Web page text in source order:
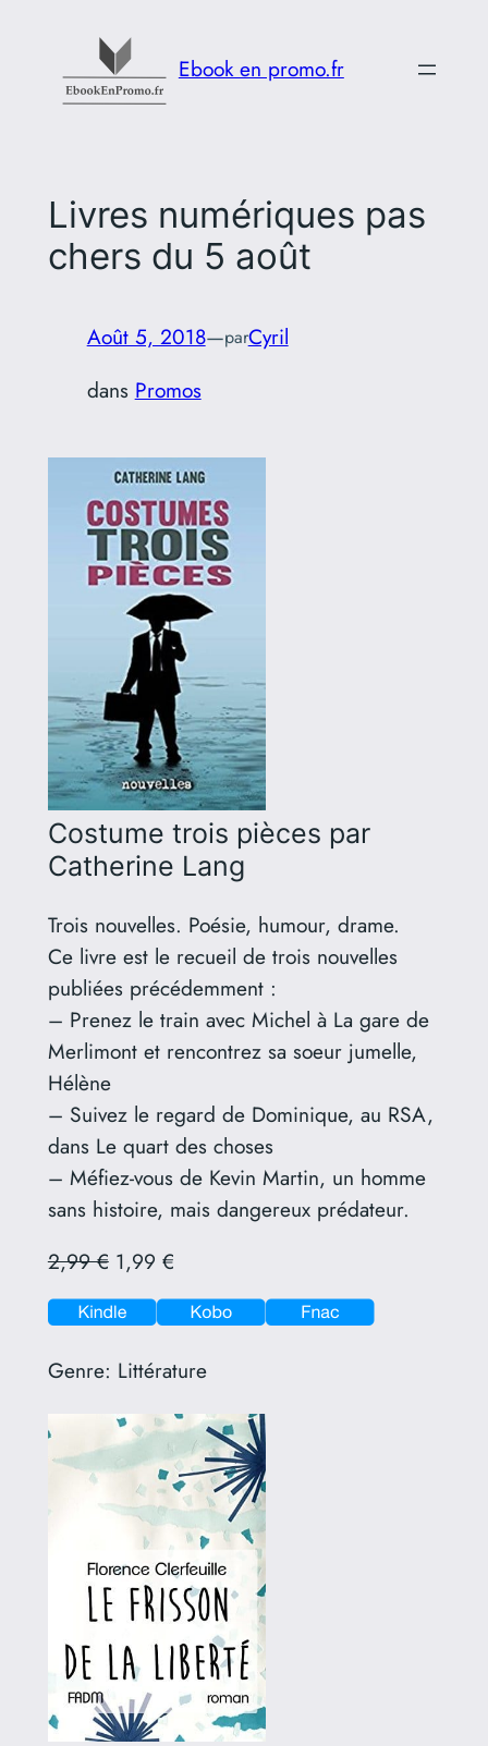
contenu
Ebook en promo.fr
Livres numériques pas
chers du 5 août
Août 5, 2018—parCyril
dans Promos
Costume trois pièces par
Catherine Lang
Trois nouvelles. Poésie, humour, drame.
Ce livre est le recueil de trois nouvelles
publiées précédemment :
– Prenez le train avec Michel à La gare de
Merlimont et rencontrez sa soeur jumelle,
Hélène
– Suivez le regard de Dominique, au RSA,
dans Le quart des choses
– Méfiez-vous de Kevin Martin, un homme
sans histoire, mais dangereux prédateur.
2,99 €1,99 €
Genre: Littérature